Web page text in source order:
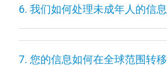
6. 我们如何处理未成年人的信息
7. 您的信息如何在全球范围转移